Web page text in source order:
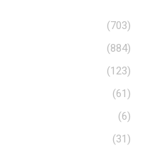
(703)
(884)
(123)
(61)
(6)
(31)